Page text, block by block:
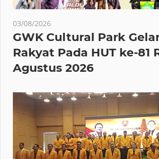
03/08/2026
GWK Cultural Park
Rakyat Pada HUT ke-81
Agustus 2026